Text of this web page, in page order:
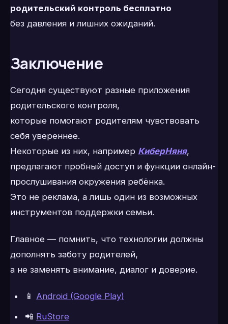
родительский контроль бесплатно
без давления и лишних ожиданий.
Заключение
Сегодня существуют разные приложения
родительского контроля,
которые помогают родителям чувствовать
себя увереннее.
Некоторые из них, например КиберНяня,
предлагают пробный доступ и функции онлайн-
прослушивания окружения ребёнка.
Это не реклама, а лишь один из возможных
инструментов поддержки семьи.
Главное — помнить, что технологии должны
дополнять заботу родителей,
а не заменять внимание, диалог и доверие.
📱 Android (Google Play)
📲 RuStore